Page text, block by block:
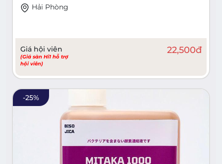
Hải Phòng
Giá hội viên
(Giá sàn Hi1 hỗ trợ
hội viên)
22,500đ
-25%